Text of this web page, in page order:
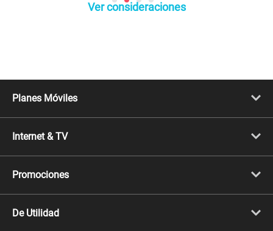
Ver consideraciones
Planes Móviles
Línea Nueva
Línea Adicional
Migración
Internet & TV
Internet + TV
Mejora tu plan
Promociones
Celulares iPhone
Celulares Samsung
De Utilidad